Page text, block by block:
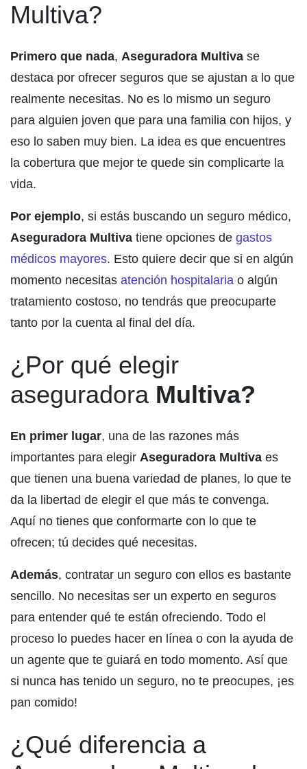
Multiva?
Primero que nada, Aseguradora Multiva se
destaca por ofrecer seguros que se ajustan a lo que
realmente necesitas. No es lo mismo un seguro
para alguien joven que para una familia con hijos, y
eso lo saben muy bien. La idea es que encuentres
la cobertura que mejor te quede sin complicarte la
vida.
Por ejemplo, si estás buscando un seguro médico,
Aseguradora Multiva tiene opciones de gastos
médicos mayores. Esto quiere decir que si en algún
momento necesitas atención hospitalaria o algún
tratamiento costoso, no tendrás que preocuparte
tanto por la cuenta al final del día.
¿Por qué elegir
aseguradora Multiva?
En primer lugar, una de las razones más
importantes para elegir Aseguradora Multiva es
que tienen una buena variedad de planes, lo que te
da la libertad de elegir el que más te convenga.
Aquí no tienes que conformarte con lo que te
ofrecen; tú decides qué necesitas.
Además, contratar un seguro con ellos es bastante
sencillo. No necesitas ser un experto en seguros
para entender qué te están ofreciendo. Todo el
proceso lo puedes hacer en línea o con la ayuda de
un agente que te guiará en todo momento. Así que
si nunca has tenido un seguro, no te preocupes, ¡es
pan comido!
¿Qué diferencia a